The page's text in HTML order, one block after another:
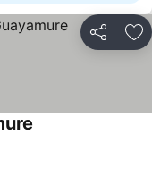
Compartir